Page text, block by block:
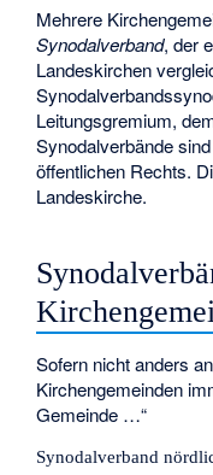
Mehrere
Synodalverband, der
Landeskirchen
Leitungsgremium,
Synodalverbände
öffentlichen Rechts.
Landeskirche.
Sofern nicht anders
Kirchengemeinden
Gemeinde …“
Synodalverband